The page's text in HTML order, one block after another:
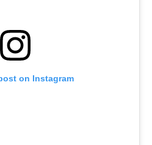
on Instagram